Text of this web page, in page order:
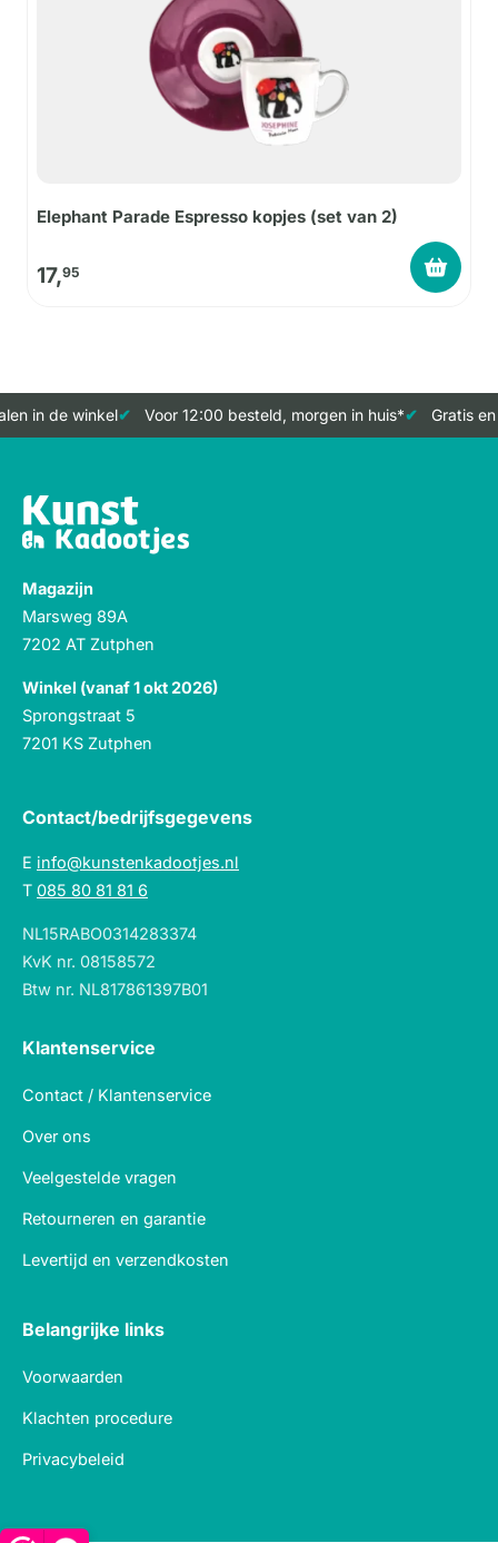
Elephant Parade Espresso kopjes (set van 2)
17,95
in de winkel Voor 12:00 besteld, morgen in huis* Gratis
Magazijn
Marsweg 89A
7202 AT Zutphen
Winkel (vanaf 1 okt 2026)
Sprongstraat 5
7201 KS Zutphen
Contact/bedrijfsgegevens
E info@kunstenkadootjes.nl
T 085 80 81 81 6
NL15RABO0314283374
KvK nr. 08158572
Btw nr. NL817861397B01
Klantenservice
Contact / Klantenservice
Over ons
Veelgestelde vragen
Retourneren en garantie
Levertijd en verzendkosten
Belangrijke links
Voorwaarden
Klachten procedure
Privacybeleid